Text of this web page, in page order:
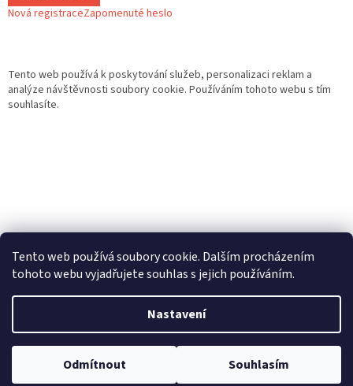
Tento web používá soubory cookie. Dalším procházením
tohoto webu vyjadřujete souhlas s jejich používáním.
Nastavení
Odmítnout Souhlasím
Nová registraceZapomenuté heslo
Tento web používá k poskytování služeb, personalizaci reklam a
analýze návštěvnosti soubory cookie. Používáním tohoto webu s tím
souhlasíte.
Copyright 2026Gurmand. Všechna práva vyhrazena.Upravit